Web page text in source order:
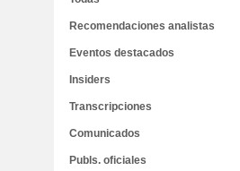
Recomendaciones analistas
Eventos destacados
Insiders
Transcripciones
Comunicados
Publs. oficiales